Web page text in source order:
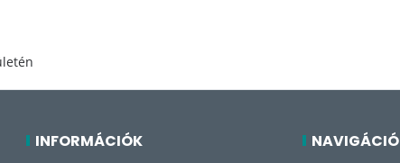
INFORMÁCIÓK NAVIGÁCIÓ